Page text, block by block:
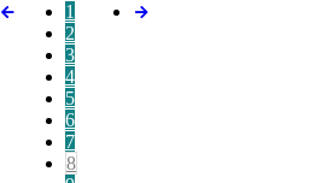
1
2
3
4
5
6
7
8